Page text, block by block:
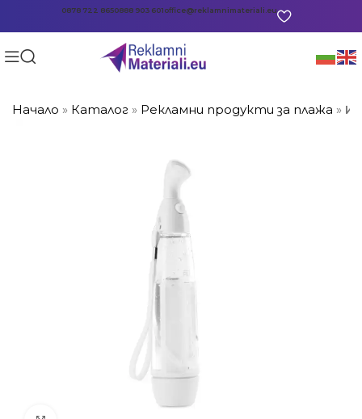
0878 722 8650888 903 601office@reklamnimateriali.eu
Начало » Каталог » Рекламни продукти за плажа »